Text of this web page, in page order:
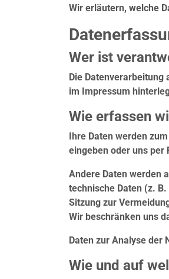
Wir erläutern, welche
Wer ist
Die Datenverarbeitung
im Impressum
Wie erfassen
Ihre Daten werden
eingeben oder uns per
Andere Daten werden
technische Daten (z.
Sitzung zur
Wir beschränken uns
Daten zur Analyse der
Wie und auf